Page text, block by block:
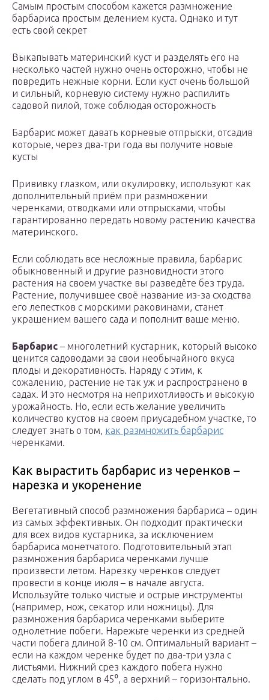
Самым простым способом кажется размножение
барбариса простым делением куста. Однако и тут
есть свой секрет
Выкапывать материнский куст и разделять его на
несколько частей нужно очень осторожно, чтобы не
повредить нежные корни. Если куст очень большой
и сильный, корневую систему нужно распилить
садовой пилой, тоже соблюдая осторожность
Барбарис может давать корневые отпрыски, отсадив
которые, через два-три года вы получите новые
кусты
Прививку глазком, или окулировку, используют как
дополнительный приём при размножении
черенками, отводками или отпрысками, чтобы
гарантированно передать новому растению качества
материнского.
Если соблюдать все несложные правила, барбарис
обыкновенный и другие разновидности этого
растения на своем участке вы разведёте без труда.
Растение, получившее своё название из-за сходства
его лепестков с морскими раковинами, станет
украшением вашего сада и пополнит ваше меню.
Барбарис – многолетний кустарник, который высоко
ценится садоводами за свои необычайного вкуса
плоды и декоративность. Наряду с этим, к
сожалению, растение не так уж и распространено в
садах. И это несмотря на неприхотливость и высокую
урожайность. Но, если есть желание увеличить
количество кустов на своем приусадебном участке, то
следует знать о том, как размножить барбарис
черенками.
Как вырастить барбарис из черенков –
нарезка и укоренение
Вегетативный способ размножения барбариса – один
из самых эффективных. Он подходит практически
для всех видов кустарника, за исключением
барбариса монетчатого. Подготовительный этап
размножения барбариса черенками лучше
произвести летом. Нарезку черенков следует
провести в конце июля – в начале августа.
Используйте только чистые и острые инструменты
(например, нож, секатор или ножницы). Для
размножения барбариса черенками выберите
однолетние побеги. Нарежьте черенки из средней
части побега длиной 8-10 см. Оптимальный вариант –
если на каждом черенке будет по два-три узла с
листьями. Нижний срез каждого побега нужно
сделать под углом в 45⁰, а верхний – горизонтально.